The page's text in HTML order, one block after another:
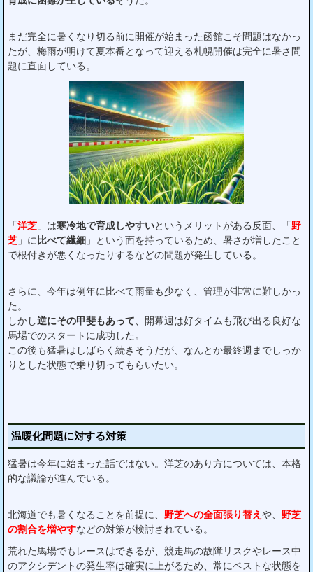
まだ完全に暑くなり切る前に開催が始まった函館こそ問題はなかっ
たが、梅雨が明けて夏本番となって迎える札幌開催は完全に暑さ問
題に直面している。
「洋芝 」は寒冷地で育成しやすいというメリットがある反面、「野
芝 」に 比べて繊細 」という面を持っているため、暑さが増したこと
で根付きが悪くなったりするなどの問題が発生している。
さらに、今年は例年に比べて雨量も少なく、管理が非常に難しかっ
た。
しかし逆にその甲斐もあって 、開幕週は好タイムも飛び出る良好な
馬場でのスタートに成功した。
この後も猛暑はしばらく続きそうだが、なんとか最終週までしっか
りとした状態で乗り切ってもらいたい。
温暖化問題に対する対策
猛暑は今年に始まった話ではない。洋芝のあり方については、本格
的な議論が進んでいる。
北海道でも暑くなることを前提に、 野芝への全面張り替え や、 野芝
の割合を増やすなどの対策が検討されている。
荒れた馬場でもレースはできるが、競走馬の故障リスクやレース中
のアクシデントの発生率は確実に上がるため、常にベストな状態を